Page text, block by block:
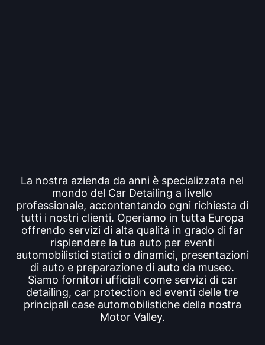
La nostra azienda da anni è specializzata nel
mondo del Car Detailing a livello
professionale, accontentando ogni richiesta di
tutti i nostri clienti. Operiamo in tutta Europa
offrendo servizi di alta qualità in grado di far
risplendere la tua auto per eventi
automobilistici statici o dinamici, presentazioni
di auto e preparazione di auto da museo.
Siamo fornitori ufficiali come servizi di car
detailing, car protection ed eventi delle tre
principali case automobilistiche della nostra
Motor Valley.